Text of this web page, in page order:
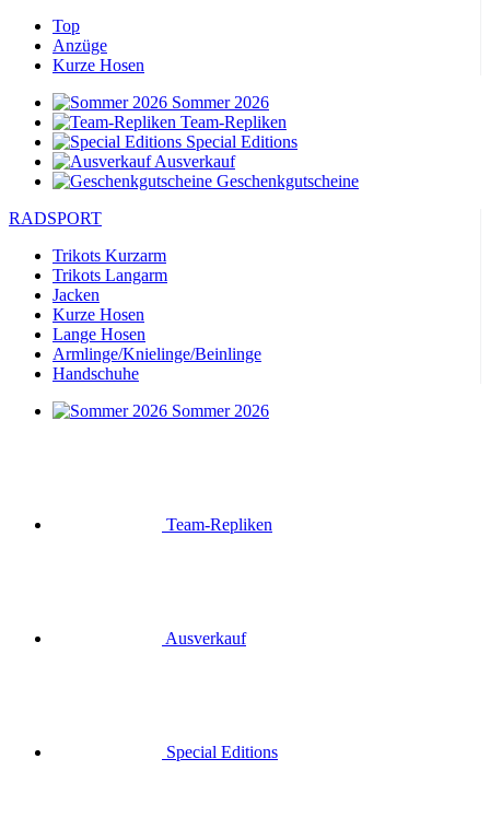
Top
Anzüge
Kurze Hosen
Sommer 2026
Team-Repliken
Special Editions
Ausverkauf
Geschenkgutscheine
RADSPORT
Trikots Kurzarm
Trikots Langarm
Jacken
Kurze Hosen
Lange Hosen
Armlinge/Knielinge/Beinlinge
Handschuhe
Sommer 2026